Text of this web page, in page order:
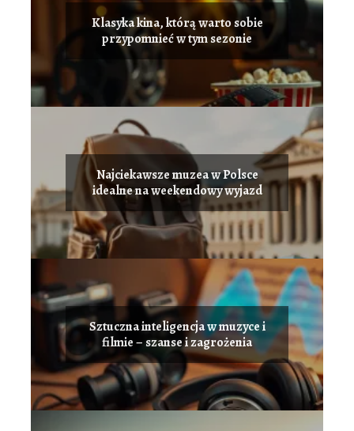
Klasyka kina, którą warto sobie
przypomnieć w tym sezonie
Najciekawsze muzea w Polsce
idealne na weekendowy wyjazd
Sztuczna inteligencja w muzyce i
filmie – szanse i zagrożenia